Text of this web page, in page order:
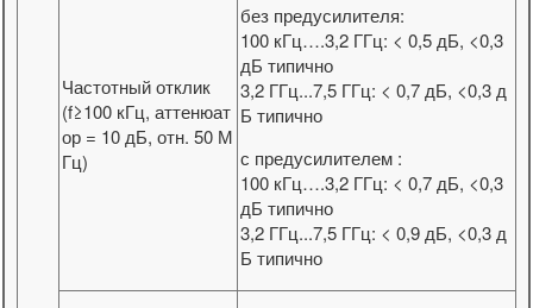
Частотный отклик
(f≥100 кГц, аттенюат
ор = 10 дБ, отн. 50 М
Гц)
без предусилителя:
100 кГц….3,2 ГГц: < 0,5 дБ, <0,3
дБ типично
3,2 ГГц...7,5 ГГц: < 0,7 дБ, <0,3 д
Б типично
с предусилителем :
100 кГц….3,2 ГГц: < 0,7 дБ, <0,3
дБ типично
3,2 ГГц...7,5 ГГц: < 0,9 дБ, <0,3 д
Б типично